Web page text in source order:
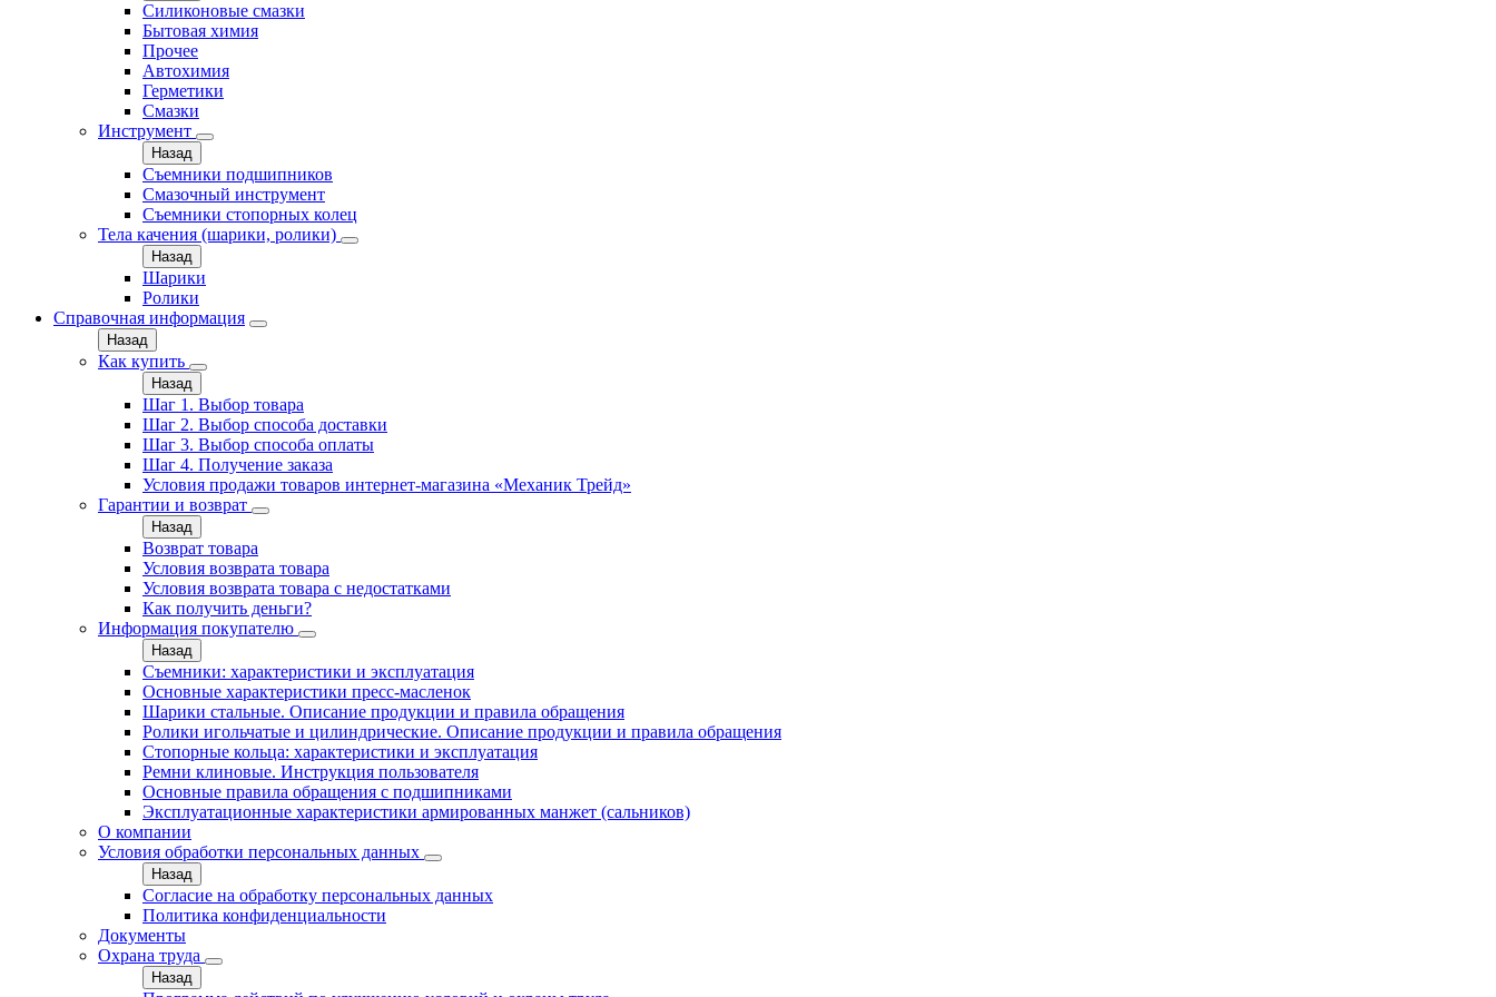
Силиконовые смазки
Бытовая химия
Прочее
Автохимия
Герметики
Смазки
Инструмент
Назад
Съемники подшипников
Смазочный инструмент
Съемники стопорных колец
Тела качения (шарики, ролики)
Назад
Шарики
Ролики
Справочная информация
Назад
Как купить
Назад
Шаг 1. Выбор товара
Шаг 2. Выбор способа доставки
Шаг 3. Выбор способа оплаты
Шаг 4. Получение заказа
Условия продажи товаров интернет-магазина «Механик Трейд»
Гарантии и возврат
Назад
Возврат товара
Условия возврата товара
Условия возврата товара с недостатками
Как получить деньги?
Информация покупателю
Назад
Съемники: характеристики и эксплуатация
Основные характеристики пресс‑масленок
Шарики стальные. Описание продукции и правила обращения
Ролики игольчатые и цилиндрические. Описание продукции и правила обращения
Стопорные кольца: характеристики и эксплуатация
Ремни клиновые. Инструкция пользователя
Основные правила обращения с подшипниками
Эксплуатационные характеристики армированных манжет (сальников)
О компании
Условия обработки персональных данных
Назад
Согласие на обработку персональных данных
Политика конфиденциальности
Документы
Охрана труда
Назад